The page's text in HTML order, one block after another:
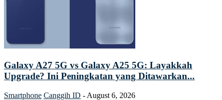
Galaxy A27 5G vs Galaxy A25 5G: Layakkah
Upgrade? Ini Peningkatan yang Ditawarkan...
Smartphone Canggih ID - August 6, 2026